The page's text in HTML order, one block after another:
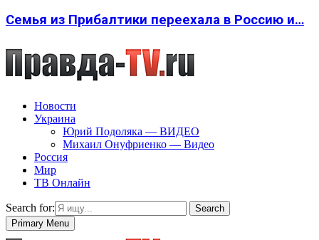
Семья из Прибалтики переехала в Россию и…
Новости
Украина
Юрий Подоляка — ВИДЕО
Михаил Онуфриенко — Видео
Россия
Мир
ТВ Онлайн
Search for:
Search
Primary Menu